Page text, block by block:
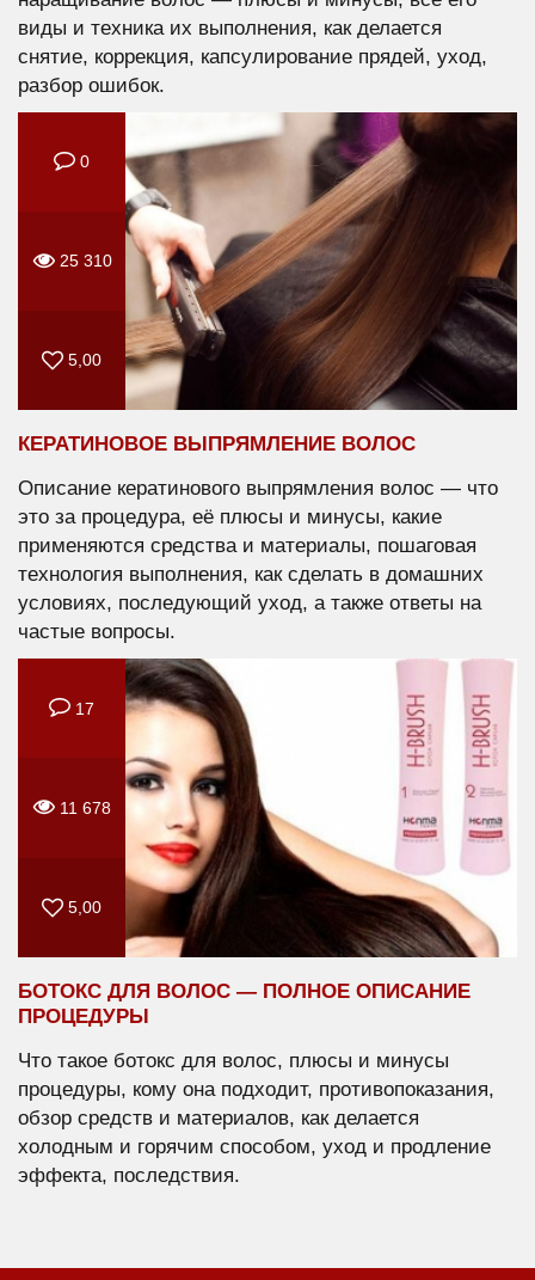
виды и техника их выполнения, как делается
снятие, коррекция, капсулирование прядей, уход,
разбор ошибок.
0
25 310
5,00
КЕРАТИНОВОЕ ВЫПРЯМЛЕНИЕ ВОЛОС
Описание кератинового выпрямления волос — что
это за процедура, её плюсы и минусы, какие
применяются средства и материалы, пошаговая
технология выполнения, как сделать в домашних
условиях, последующий уход, а также ответы на
частые вопросы.
17
11 678
5,00
БОТОКС ДЛЯ ВОЛОС — ПОЛНОЕ ОПИСАНИЕ
ПРОЦЕДУРЫ
Что такое ботокс для волос, плюсы и минусы
процедуры, кому она подходит, противопоказания,
обзор средств и материалов, как делается
холодным и горячим способом, уход и продление
эффекта, последствия.